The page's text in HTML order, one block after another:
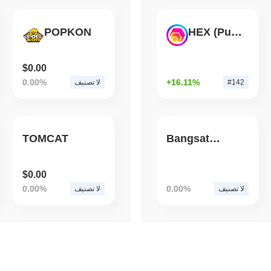
BITCOIN HACKERS
المهاجمون المدعومون
POPKON
$0.00
0.00% لا تصنيف
TOMCAT
$0.00
0.00% لا تصنيف
HEX (Pulsechain)
+16.11% #142
Bangsat 666
0.00% لا تصنيف